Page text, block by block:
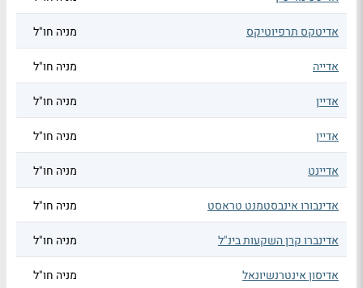
אדיטקס תרפיוטיקס מניה חו"ל
אדייה מניה חו"ל
אדיין מניה חו"ל
אדיין מניה חו"ל
אדיינט מניה חו"ל
אדינבורו אינבסטמנט טראסט מניה חו"ל
אדינברו קרן השקעות בינ"ל מניה חו"ל
אדיסון אינטרנשיונאל מניה חו"ל